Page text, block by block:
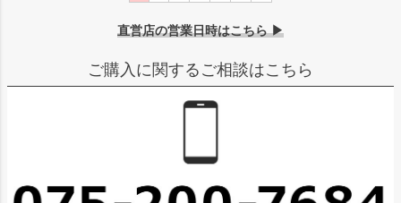
直営店の営業日時はこちら ▶
ご購入に関するご相談はこちら